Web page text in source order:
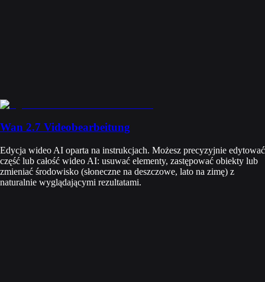
Wan 2.7 Videobearbeitung
Edycja wideo AI oparta na instrukcjach. Możesz precyzyjnie edytować
część lub całość wideo AI: usuwać elementy, zastępować obiekty lub
zmieniać środowisko (słoneczne na deszczowe, lato na zimę) z
naturalnie wyglądającymi rezultatami.